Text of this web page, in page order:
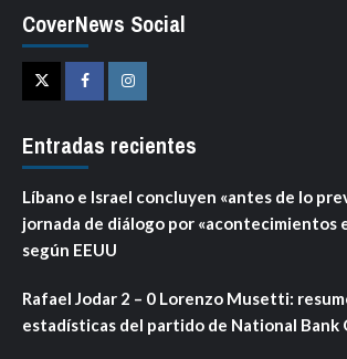
CoverNews Social
TwitterFacebookInstagram
Entradas recientes
Líbano e Israel concluyen «antes de lo
jornada de diálogo por «acontecimientos
según EEUU
Rafael Jodar 2 – 0 Lorenzo Musetti:
estadísticas del partido de National Bank